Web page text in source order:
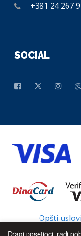
+381 24 267
SOCIAL
Opšti
Dragi posetioci, radi